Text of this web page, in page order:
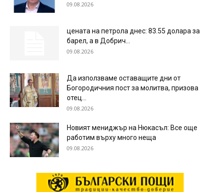
09.08.2026
цената на петрола днес: 83.55 долара за
барел, а в Добрич...
09.08.2026
Да използваме оставащите дни от
Богородичния пост за молитва, призова
отец...
09.08.2026
Новият мениджър на Нюкасъл: Все още
работим върху много неща
09.08.2026